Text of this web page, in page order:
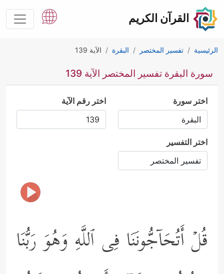
القرآن الكريم
الرئيسية تفسير المختصر البقرة الآية 139
سورة البقرة تفسير المختصر الآية 139
اختر سورة اختر رقم الآية
اختر التفسير
قُلۡ أَتُحَاۤجُّونَنَا فِی ٱللَّهِ وَهُوَ رَبُّنَا